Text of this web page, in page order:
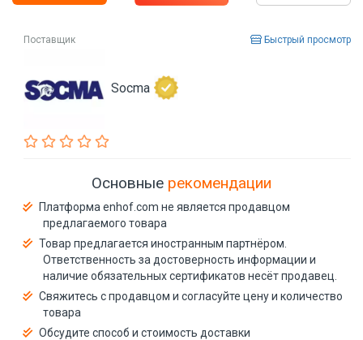
Поставщик Быстрый просмотр
Socma
Основные рекомендации
Платформа enhof.com не является продавцом
предлагаемого товара
Товар предлагается иностранным партнёром.
Ответственность за достоверность информации и
наличие обязательных сертификатов несёт продавец.
Свяжитесь с продавцом и согласуйте цену и количество
товара
Обсудите способ и стоимость доставки